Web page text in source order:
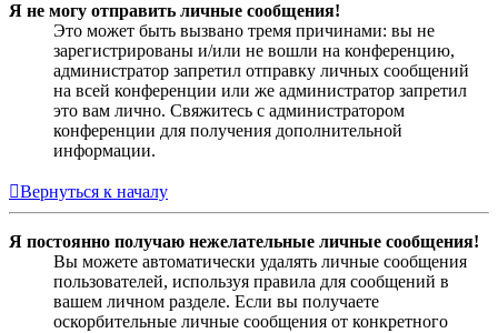
Я не могу отправить личные сообщения!
Это может быть вызвано тремя причинами: вы не
зарегистрированы и/или не вошли на конференцию,
администратор запретил отправку личных сообщений
на всей конференции или же администратор запретил
это вам лично. Свяжитесь с администратором
конференции для получения дополнительной
информации.
Вернуться к началу
Я постоянно получаю нежелательные личные сообщения!
Вы можете автоматически удалять личные сообщения
пользователей, используя правила для сообщений в
вашем личном разделе. Если вы получаете
оскорбительные личные сообщения от конкретного